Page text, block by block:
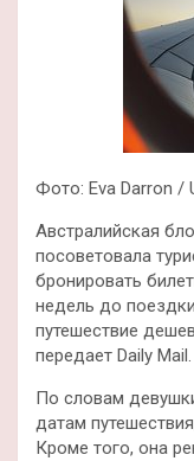
Фото: Eva Darron /
Австралийская
посоветовала
бронировать
недель до
путешествие
передает Daily Mail.
По словам
датам
Кроме того, она